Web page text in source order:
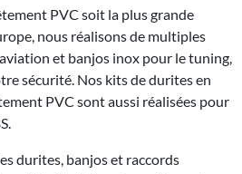
PVC soit la plus grande
nous réalisons de multiples
et banjos inox pour le tuning,
sécurité. Nos kits de durites en
PVC sont aussi réalisées pour
durites, banjos et raccords